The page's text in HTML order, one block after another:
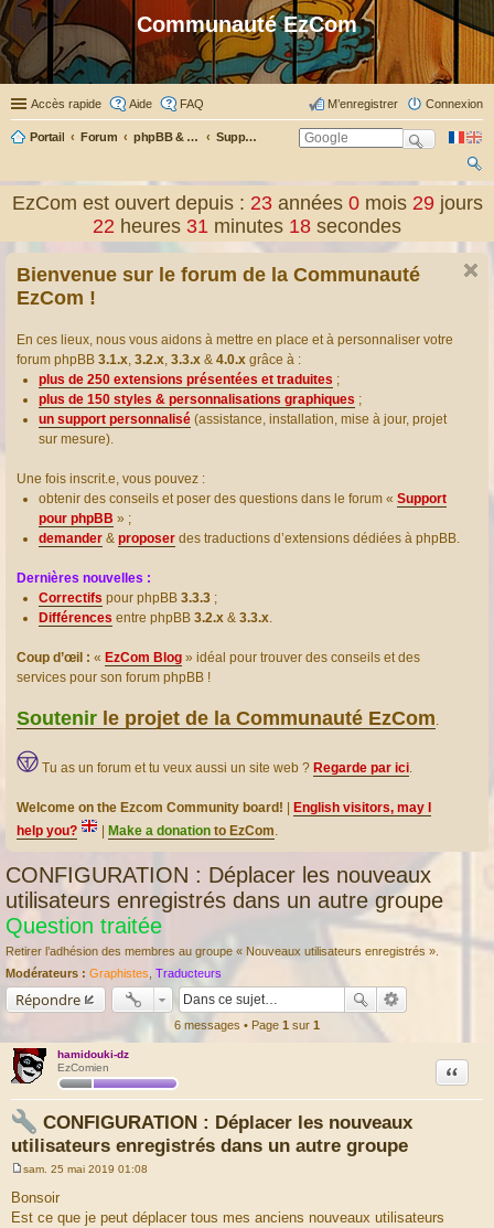
Communauté EzCom
Accès rapide Aide FAQ Connexion
M’enregistrer
Portail Forum phpBB & Co Support pour phpBB
ch
er
EzCom est ouvert depuis : 23 années0 mois29 jours
22 heures 31 minutes 18 secondes
Bienvenue sur le forum de la Communauté
EzCom !
En ces lieux, nous vous aidons à mettre en place et à personnaliser votre
forum phpBB 3.1.x, 3.2.x, 3.3.x & 4.0.x grâce à :
plus de 250 extensions présentées et traduites ;
plus de 150 styles & personnalisations graphiques ;
un support personnalisé (assistance, installation, mise à jour, projet
sur mesure).
Une fois inscrit.e, vous pouvez :
obtenir des conseils et poser des questions dans le forum « Support
pour phpBB » ;
demander & proposer des traductions d’extensions dédiées à phpBB.
Dernières nouvelles :
Correctifs pour phpBB 3.3.3 ;
Différences entre phpBB 3.2.x & 3.3.x.
Coup d’œil : « EzCom Blog » idéal pour trouver des conseils et des
services pour son forum phpBB !
Soutenir le projet de la Communauté EzCom.
Tu as un forum et tu veux aussi un site web ? Regarde par ici.
Welcome on the Ezcom Community board!
English visitors, may I
help you?
Make a donation to EzCom.
CONFIGURATION : Déplacer les nouveaux
utilisateurs enregistrés dans un autre groupe
Question traitée
Retirer l’adhésion des membres au groupe « Nouveaux utilisateurs enregistrés ».
Modérateurs : Graphistes Traducteurs
Répondre
6 messages • Page 1 sur 1
hamidouki-dz
EzComien
CONFIGURATION : Déplacer les nouveaux
utilisateurs enregistrés dans un autre groupe
Citation
s
s
sam. 25 mai 2019 01:08
Bonsoir
Est ce que je peut déplacer tous mes anciens nouveaux utilisateurs